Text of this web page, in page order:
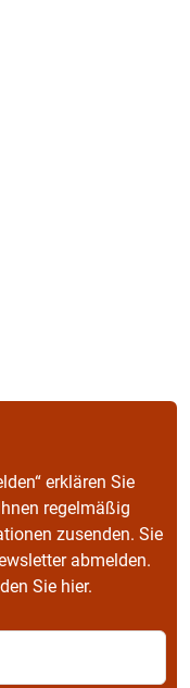
erklären Sie
regelmäßig
zusenden. Sie
abmelden.
Sie hier.